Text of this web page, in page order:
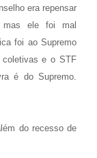
era repensar
mas ele foi mal
foi ao Supremo
coletivas e o STF
é do Supremo.
do recesso de